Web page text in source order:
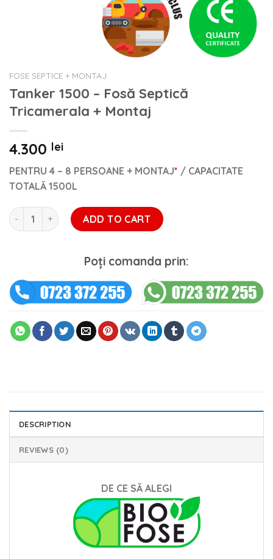
FOSE SEPTICE + MONTAJ
Tanker 1500 – Fosă Septică
Tricamerala + Montaj
4.300 lei
PENTRU 4 – 8 PERSOANE + MONTAJ* / CAPACITATE
TOTALĂ 1500L
Tanker 1500 - Fosă Septică Tricamerala + Montaj quantity
ADD TO CART
Poți comanda prin:
DESCRIPTION
REVIEWS (0)
DE CE SĂ ALEGI